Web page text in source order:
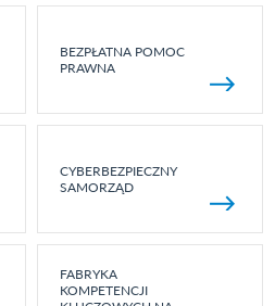
BEZPŁATNA POMOC
PRAWNA
CYBERBEZPIECZNY
SAMORZĄD
FABRYKA
KOMPETENCJI